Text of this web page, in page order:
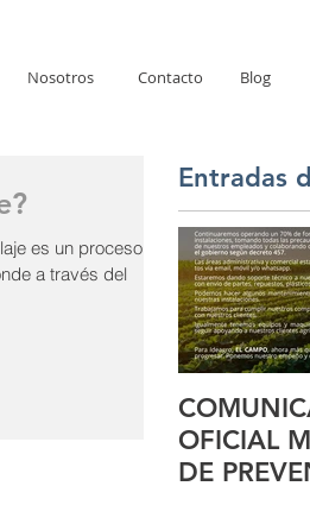
Nosotros Contacto Blog
es un proceso de
a través del
Entradas
OFICIAL
DE